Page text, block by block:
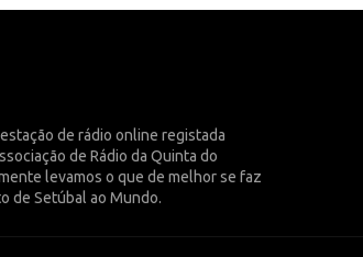
de rádio online registada
de Rádio da Quinta do
levamos o que de melhor se faz
de Setúbal ao Mundo.